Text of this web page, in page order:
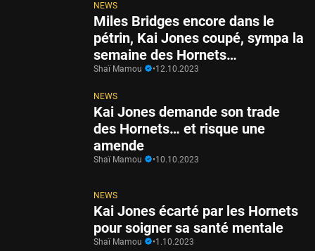
NEWS
Miles Bridges encore dans le
pétrin, Kai Jones coupé, sympa la
semaine des Hornets…
Shaï Mamou •12.10.2023
NEWS
Kai Jones demande son trade
des Hornets… et risque une
amende
Shaï Mamou •10.10.2023
NEWS
Kai Jones écarté par les Hornets
pour soigner sa santé mentale
Shaï Mamou •1.10.2023